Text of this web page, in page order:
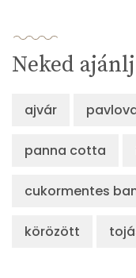
Neked
ajvár
panna cotta
cukormentes
körözött